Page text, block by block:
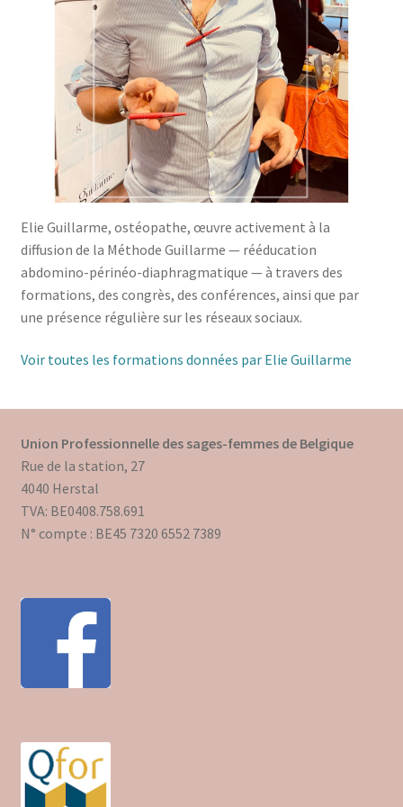
Nos Formations
Formations 2026
Formations 2027
Webinaires en ligne
Boutique
Devenir Membre
Première Inscription
Mes données UPSfB
Mes commandes
Evénements
Contact
Elie Guillarme, ostéopathe, œuvre activement à la
diffusion de la Méthode Guillarme — rééducation
abdomino-périnéo-diaphragmatique — à travers des
formations, des congrès, des conférences, ainsi que par
une présence régulière sur les réseaux sociaux.
Voir toutes les formations données par Elie Guillarme
Union Professionnelle des sages-femmes de Belgique
Rue de la station, 27
4040 Herstal
TVA: BE0408.758.691
N° compte : BE45 7320 6552 7389